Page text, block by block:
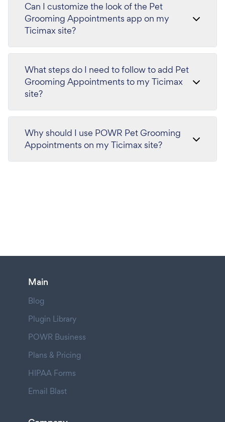
Can I customize the look of the Pet
Grooming Appointments app on my
Ticimax site?
What steps do I need to follow to add Pet
Grooming Appointments to my Ticimax
site?
Why should I use POWR Pet Grooming
Appointments on my Ticimax site?
Main
Blog
Plugin Library
POWR Business
Plans & Pricing
HIPAA Forms
Email Blast